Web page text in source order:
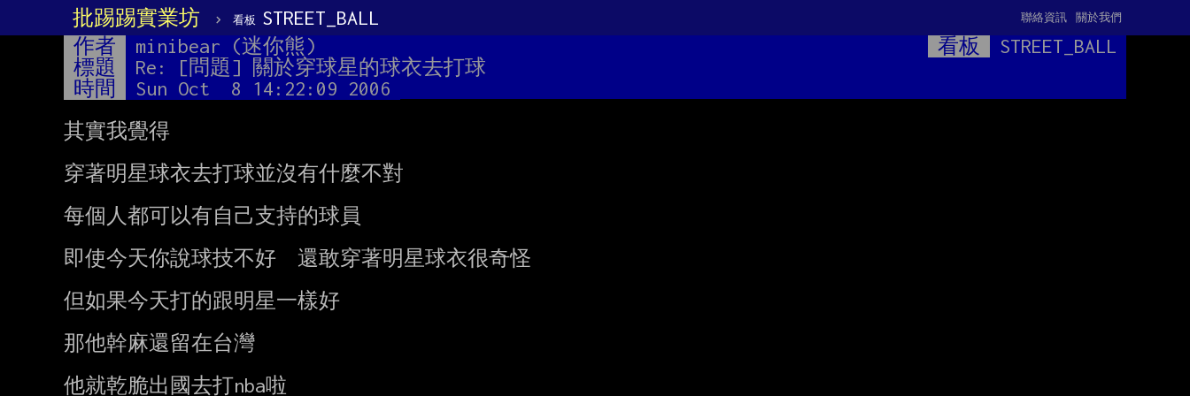
批踢踢實業坊 › 看板 STREET_BALL 關於我們
聯絡資訊
作者 minibear (迷你熊) 看板
STREET_BALL
標題
Re: [問題] 關於穿球星的球衣去打球
時間
Sun Oct  8 14:22:09 2006
其實我覺得
穿著明星球衣去打球並沒有什麼不對
每個人都可以有自己支持的球員
即使今天你說球技不好  還敢穿著明星球衣很奇怪
但如果今天打的跟明星一樣好
那他幹麻還留在台灣
他就乾脆出國去打nba啦